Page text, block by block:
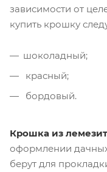
зависимости от
купить крошку
шоколадный;
красный;
бордовый.
Крошка из
оформлении
берут для